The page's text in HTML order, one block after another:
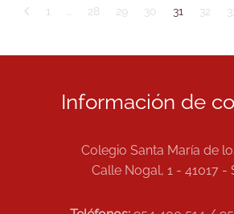
1 28 29 30 31 32
Información de
Colegio Santa María de
Calle Nogal, 1 - 41017 -